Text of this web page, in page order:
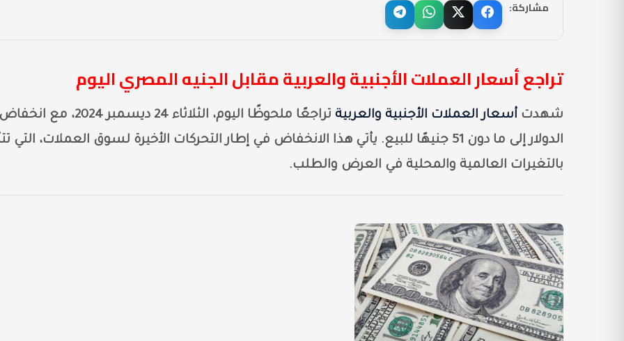
مشاركة:
تراجع أسعار العملات الأجنبية والعربية مقابل الجنيه المصري اليوم
شهدت أسعار العملات الأجنبية والعربية
تراجعًا ملحوظًا اليوم، الثلاثاء 24 ديسمبر 2024، مع
الدولار إلى ما دون 51 جنيهًا للبيع. يأتي هذا الانخفاض في إطار التحركات الأخيرة لسوق العملات، التي
بالتغيرات العالمية والمحلية في العرض والطلب.